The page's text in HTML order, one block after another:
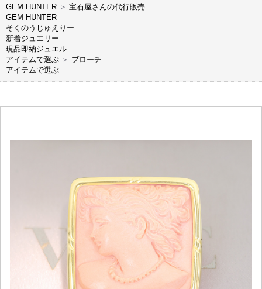
GEM HUNTER ＞ 宝石屋さんの代行販売
GEM HUNTER
そくのうじゅえりー
新着ジュエリー
現品即納ジュエル
アイテムで選ぶ ＞ ブローチ
アイテムで選ぶ